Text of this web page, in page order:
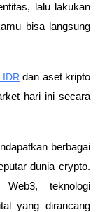
lalu lakukan
bisa langsung
IDR dan aset kripto
hari ini secara
berbagai
dunia crypto.
teknologi
yang dirancang